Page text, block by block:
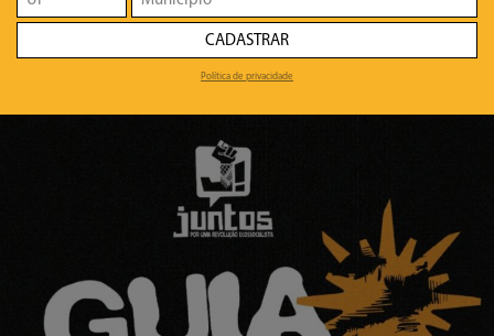
CADASTRAR
Política de privacidade